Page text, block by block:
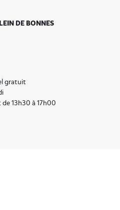
DE BONNES
gratuit
13h30 à 17h00